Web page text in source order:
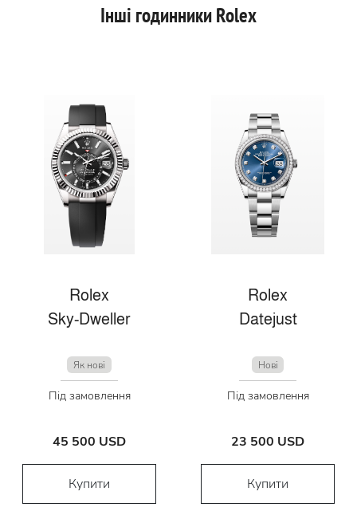
Інші годинники Rolex
Rolex
Sky-Dweller
Як нові
Під замовлення
45 500 USD
Купити
Rolex
Datejust
Нові
Під замовлення
23 500 USD
Купити